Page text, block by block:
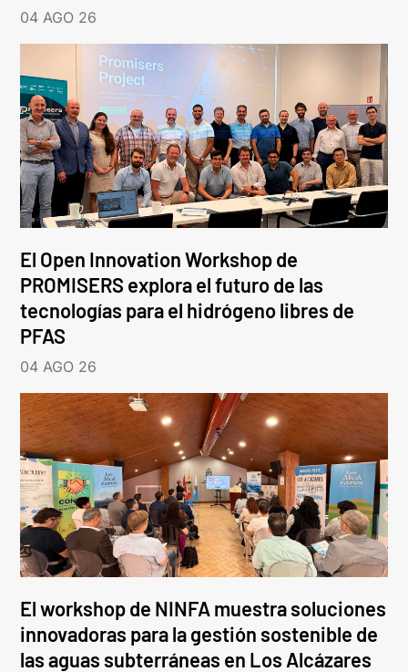
04 AGO 26
El Open Innovation Workshop de
PROMISERS explora el futuro de las
tecnologías para el hidrógeno libres de
PFAS
04 AGO 26
El workshop de NINFA muestra soluciones
innovadoras para la gestión sostenible de
las aguas subterráneas en Los Alcázares